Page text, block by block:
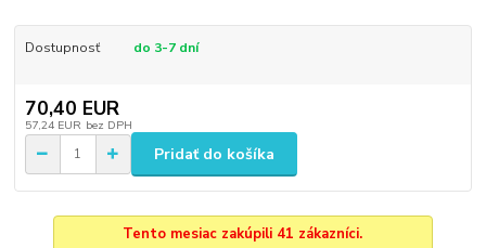
Dostupnosť do 3-7 dní
70,40 EUR
57,24 EUR bez DPH
Pridať do košíka
Tento mesiac zakúpili 41 zákazníci.